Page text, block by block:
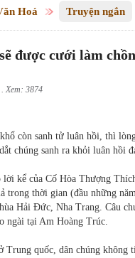
Hoá Truyện ngắn
được cưới làm
Xem: 3874
còn sanh tử luân hồi, thì
chúng sanh ra khỏi luân hồi
lời kể của Cố Hòa Thượng
trong thời gian (đầu những
Hải Đức, Nha Trang. Câu
ngài tại Am Hoàng Trúc.
Trung quốc, dân chúng